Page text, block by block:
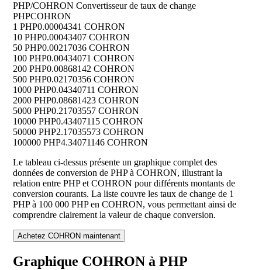
PHP/COHRON Convertisseur de taux de change
PHPCOHRON
1 PHP0.00004341 COHRON
10 PHP0.00043407 COHRON
50 PHP0.00217036 COHRON
100 PHP0.00434071 COHRON
200 PHP0.00868142 COHRON
500 PHP0.02170356 COHRON
1000 PHP0.04340711 COHRON
2000 PHP0.08681423 COHRON
5000 PHP0.21703557 COHRON
10000 PHP0.43407115 COHRON
50000 PHP2.17035573 COHRON
100000 PHP4.34071146 COHRON
Le tableau ci-dessus présente un graphique complet des
données de conversion de PHP à COHRON, illustrant la
relation entre PHP et COHRON pour différents montants de
conversion courants. La liste couvre les taux de change de 1
PHP à 100 000 PHP en COHRON, vous permettant ainsi de
comprendre clairement la valeur de chaque conversion.
Achetez COHRON maintenant
Graphique COHRON à PHP